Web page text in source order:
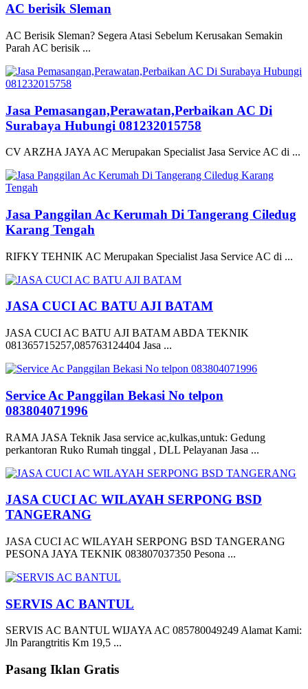
AC berisik Sleman
AC Berisik Sleman? Segera Atasi Sebelum Kerusakan Semakin
Parah AC berisik ...
Jasa Pemasangan,Perawatan,Perbaikan AC Di
Surabaya Hubungi 081232015758
CV ARZHA JAYA AC Merupakan Specialist Jasa Service AC di ...
Jasa Panggilan Ac Kerumah Di Tangerang Ciledug
Karang Tengah
RIFKY TEHNIK AC Merupakan Specialist Jasa Service AC di ...
JASA CUCI AC BATU AJI BATAM
JASA CUCI AC BATU AJI BATAM ABDA TEKNIK
081365715257,085763124404 Jasa ...
Service Ac Panggilan Bekasi No telpon
083804071996
RAMA JASA Teknik Jasa service ac,kulkas,untuk: Gedung
perkantoran Ruko Rumah tinggal , DLL Pelayanan Jasa ...
JASA CUCI AC WILAYAH SERPONG BSD
TANGERANG
JASA CUCI AC WILAYAH SERPONG BSD TANGERANG
PESONA JAYA TEKNIK 083807037350 Pesona ...
SERVIS AC BANTUL
SERVIS AC BANTUL WIJAYA AC 085780049249 Alamat Kami:
Jln Parangtritis Km 19,5 ...
Pasang Iklan Gratis